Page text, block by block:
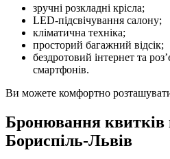
зручні розкладні крісла;
LED-підсвічування салону;
кліматична техніка;
просторий багажний відсік;
бездротовий інтернет та
смартфонів.
Ви можете комфортно
Бронювання квитків
Бориспіль-Львів